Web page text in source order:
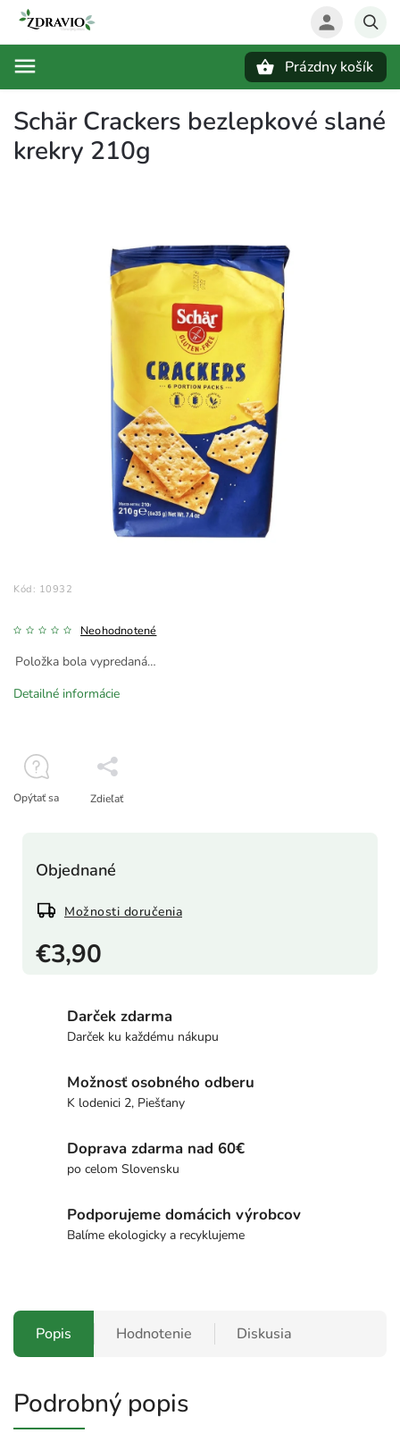
Prázdny košík
Schär Crackers bezlepkové slané
krekry 210g
Kód: 10932
Neohodnotené
€3,90
Objednané
Možnosti doručenia
Položka bola vypredaná…
Detailné informácie
Opýtať sa Zdieľať
Darček zdarma
Darček ku každému nákupu
Možnosť osobného odberu
K lodenici 2, Piešťany
Doprava zdarma nad 60€
po celom Slovensku
Podporujeme domácich výrobcov
Balíme ekologicky a recyklujeme
Popis Hodnotenie Diskusia
Podrobný popis